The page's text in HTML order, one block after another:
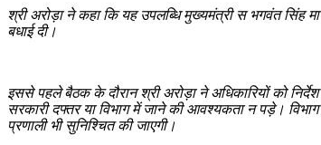
श्री अरोड़ा ने कहा कि यह उपलब्धि मुख्यमंत्री स भगवंत सिंह
बधाई दी।
इससे पहले बैठक के दौरान श्री अरोड़ा ने अधिकारियों को
सरकारी दफ्तर या विभाग में जाने की आवश्यकता न पड़े।
प्रणाली भी सुनिश्चित की जाएगी।